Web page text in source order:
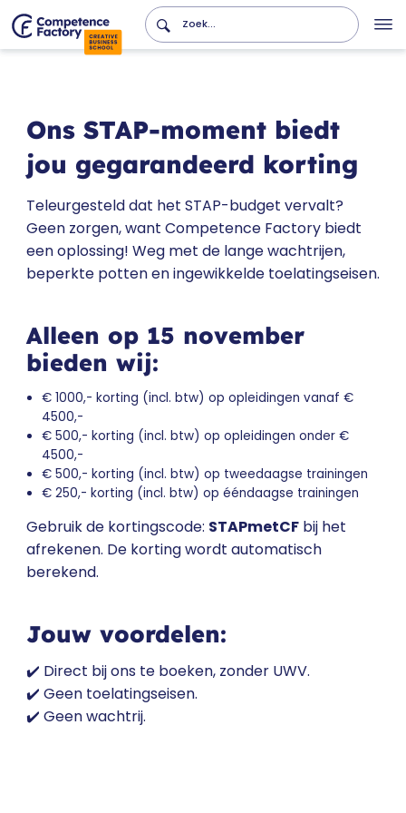
Ons STAP-moment biedt
jou gegarandeerd korting
Teleurgesteld dat het STAP-budget vervalt?
Geen zorgen, want Competence Factory biedt
een oplossing! Weg met de lange wachtrijen,
beperkte potten en ingewikkelde toelatingseisen.
Alleen op 15 november
bieden wij:
€ 1000,- korting (incl. btw) op opleidingen vanaf €
4500,-
€ 500,- korting (incl. btw) op opleidingen onder €
4500,-
€ 500,- korting (incl. btw) op tweedaagse trainingen
€ 250,- korting (incl. btw) op ééndaagse trainingen
Gebruik de kortingscode: STAPmetCFbij het
afrekenen. De korting wordt automatisch
berekend.
Jouw voordelen:
✔️ Direct bij ons te boeken, zonder UWV.
✔️ Geen toelatingseisen.
✔️ Geen wachtrij.